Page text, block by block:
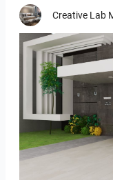
Creative Lab